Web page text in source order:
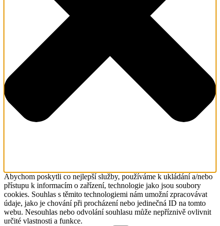
Abychom poskytli co nejlepší služby, používáme k ukládání a/nebo
přístupu k informacím o zařízení, technologie jako jsou soubory
cookies. Souhlas s těmito technologiemi nám umožní zpracovávat
údaje, jako je chování při procházení nebo jedinečná ID na tomto
webu. Nesouhlas nebo odvolání souhlasu může nepříznivě ovlivnit
určité vlastnosti a funkce.